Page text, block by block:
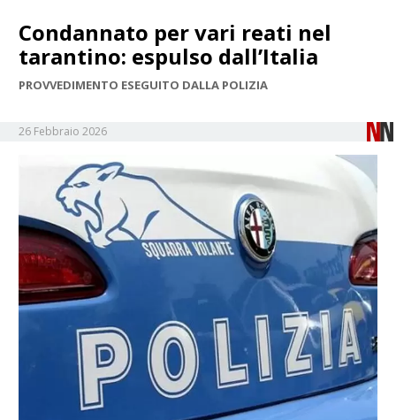
Condannato per vari reati nel
tarantino: espulso dall’Italia
PROVVEDIMENTO ESEGUITO DALLA POLIZIA
26 Febbraio 2026